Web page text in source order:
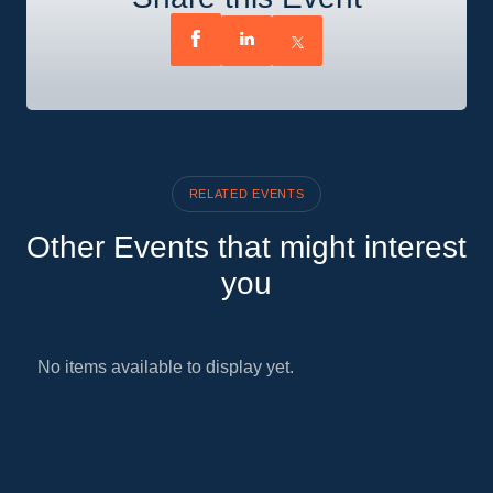
RELATED EVENTS
Other Events that might interest
you
No items available to display yet.